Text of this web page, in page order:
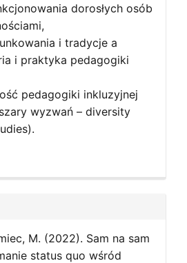
dorosłych osób
i tradycje a
i praktyka pedagogiki
pedagogiki inkluzyjnej
wyzwań – diversity
M. (2022). Sam na sam
status quo wśród